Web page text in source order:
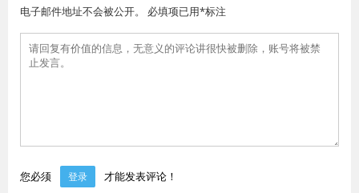
电子邮件地址不会被公开。 必填项已用*标注
您必须 登录 才能发表评论！